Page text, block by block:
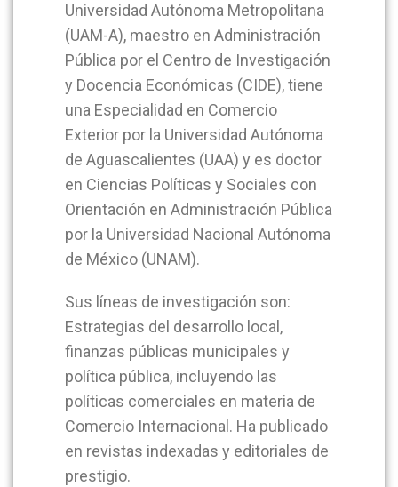
Universidad Autónoma Metropolitana
(UAM-A), maestro en Administración
Pública por el Centro de Investigación
y Docencia Económicas (CIDE), tiene
una Especialidad en Comercio
Exterior por la Universidad Autónoma
de Aguascalientes (UAA) y es doctor
en Ciencias Políticas y Sociales con
Orientación en Administración Pública
por la Universidad Nacional Autónoma
de México (UNAM).
Sus líneas de investigación son:
Estrategias del desarrollo local,
finanzas públicas municipales y
política pública, incluyendo las
políticas comerciales en materia de
Comercio Internacional. Ha publicado
en revistas indexadas y editoriales de
prestigio.